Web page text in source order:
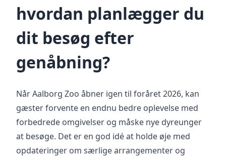
hvordan planlægger du
dit besøg efter
genåbning?
Når Aalborg Zoo åbner igen til foråret 2026, kan
gæster forvente en endnu bedre oplevelse med
forbedrede omgivelser og måske nye dyreunger
at besøge. Det er en god idé at holde øje med
opdateringer om særlige arrangementer og